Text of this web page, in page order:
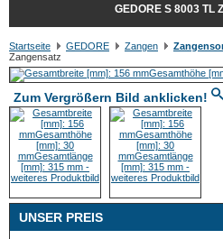
GEDORE S 8003 TL
Startseite GEDORE Zangen
Zangensatz
Zum Vergrößern Bild anklicken!
UNSER PREIS